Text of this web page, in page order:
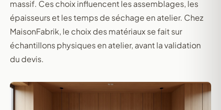
massif. Ces choix influencent les assemblages, les
épaisseurs et les temps de séchage en atelier. Chez
MaisonFabrik, le choix des matériaux se fait sur
échantillons physiques en atelier, avant la validation
du devis.